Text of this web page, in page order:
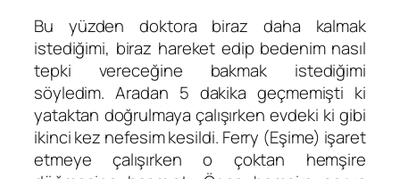
Bu yüzden doktora biraz daha kalmak
istediğimi, biraz hareket edip bedenim nasıl
tepki vereceğine bakmak istediğimi
söyledim. Aradan 5 dakika geçmemişti ki
yataktan doğrulmaya çalışırken evdeki ki gibi
ikinci kez nefesim kesildi. Ferry (Eşime) işaret
etmeye çalışırken o çoktan hemşire